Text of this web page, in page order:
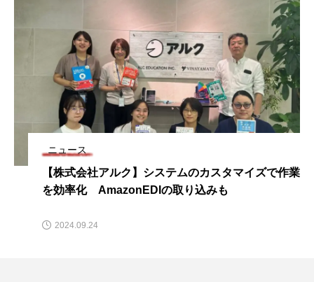
ニュース
【株式会社アルク】システムのカスタマイズで作業
を効率化 AmazonEDIの取り込みも
2024.09.24